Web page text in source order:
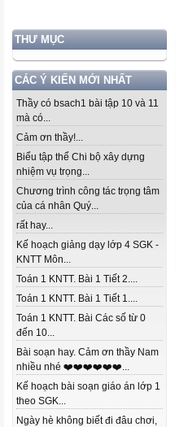
THƯ MỤC
CÁC Ý KIẾN MỚI NHẤT
Thầy có bsach1 bài tập 10 và 11
mà có...
Cảm ơn thầy!...
Biểu tập thể Chi bộ xây dựng
nhiệm vụ trọng...
Chương trình công tác trọng tâm
của cá nhân Quý...
rất hay...
Kế hoạch giảng dạy lớp 4 SGK -
KNTT Môn...
Toán 1 KNTT. Bài 1 Tiết 2....
Toán 1 KNTT. Bài 1 Tiết 1....
Toán 1 KNTT. Bài Các số từ 0
đến 10...
Bài soạn hay. Cảm ơn thầy Nam
nhiều nhé ❤️❤️❤️❤️❤️❤️...
Kế hoạch bài soạn giáo án lớp 1
theo SGK...
Ngày hè không biết đi đâu chơi,